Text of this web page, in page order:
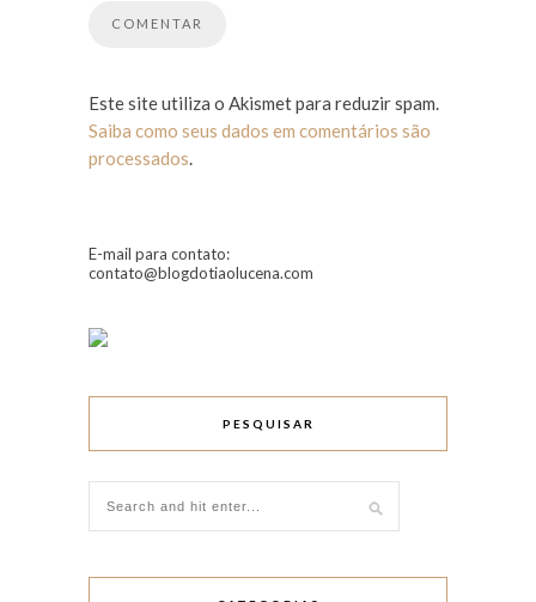
Este site utiliza o Akismet para reduzir spam.
Saiba como seus dados em comentários são
processados.
E-mail para contato:
contato@blogdotiaolucena.com
PESQUISAR